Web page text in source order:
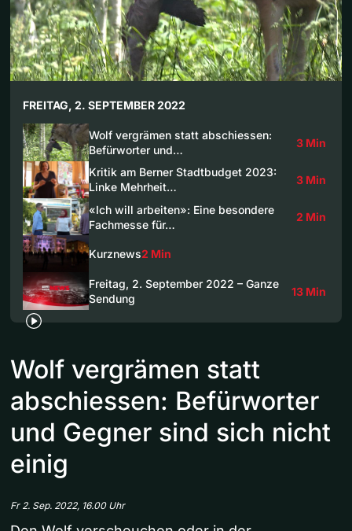
FREITAG, 2. SEPTEMBER 2022
Wolf vergrämen statt abschiessen:
Befürworter und…
3 Min
Kritik am Berner Stadtbudget 2023:
Linke Mehrheit…
3 Min
«Ich will arbeiten»: Eine besondere
Fachmesse für…
2 Min
Kurznews2 Min
Freitag, 2. September 2022 – Ganze
Sendung
13 Min
Wolf vergrämen statt
abschiessen: Befürworter
und Gegner sind sich nicht
einig
Fr 2. Sep. 2022, 16.00 Uhr